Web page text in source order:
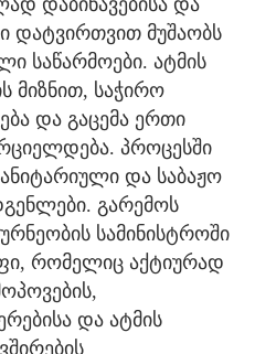
დატვირთვით მუშაობს
საწარმოები. ატმის
მიზნით, საჭირო
და გაცემა ერთი
პროცესში
და საბაჟო
გარემოს
სამინისტროში
რომელიც აქტიურად
და ატმის